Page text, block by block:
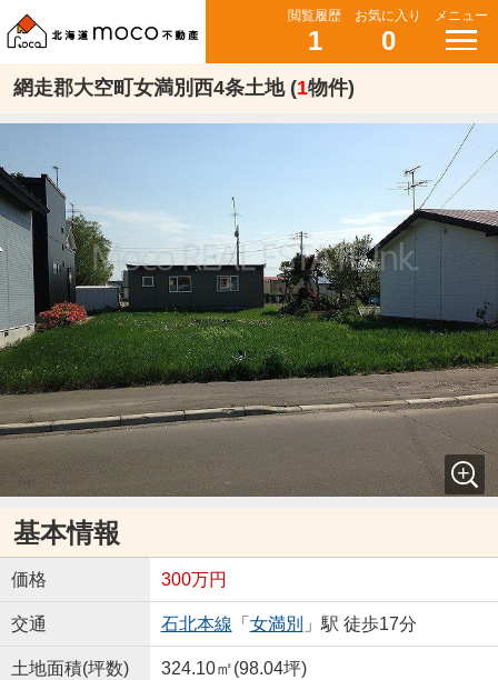
閲覧履歴
1
お気に入り
0
メニュー
網走郡大空町女満別西4条土地 (1物件)
基本情報
価格 300万円
交通 石北本線 「 女満別 」駅 徒歩17分
土地面積(坪数) 324.10㎡(98.04坪)